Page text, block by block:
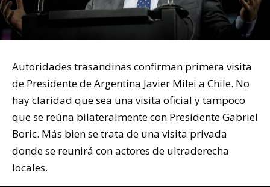
Autoridades trasandinas confirman primera visita
de Presidente de Argentina Javier Milei a Chile. No
hay claridad que sea una visita oficial y tampoco
que se reúna bilateralmente con Presidente Gabriel
Boric. Más bien se trata de una visita privada
donde se reunirá con actores de ultraderecha
locales.